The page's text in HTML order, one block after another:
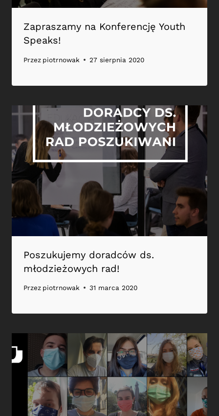
Zapraszamy na Konferencję Youth
Speaks!
Przez piotrnowak 27 sierpnia 2020
Poszukujemy doradców ds.
młodzieżowych rad!
Przez piotrnowak 31 marca 2020